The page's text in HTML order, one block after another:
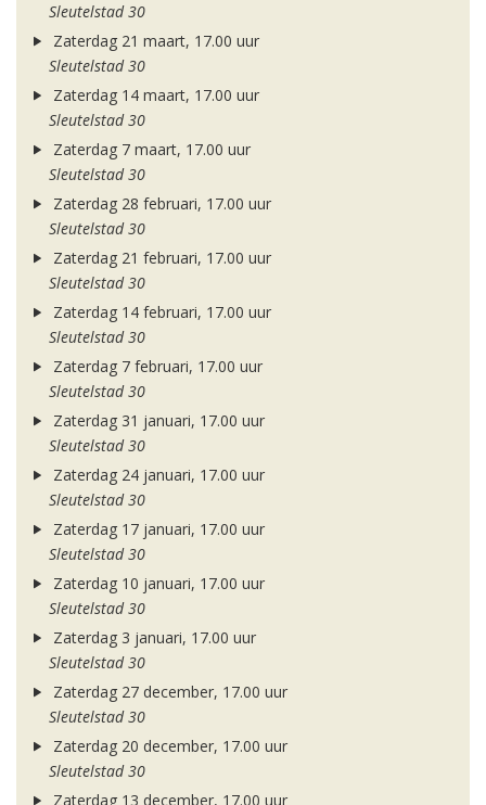
Sleutelstad 30
Zaterdag 21 maart, 17.00 uur
Sleutelstad 30
Zaterdag 14 maart, 17.00 uur
Sleutelstad 30
Zaterdag 7 maart, 17.00 uur
Sleutelstad 30
Zaterdag 28 februari, 17.00 uur
Sleutelstad 30
Zaterdag 21 februari, 17.00 uur
Sleutelstad 30
Zaterdag 14 februari, 17.00 uur
Sleutelstad 30
Zaterdag 7 februari, 17.00 uur
Sleutelstad 30
Zaterdag 31 januari, 17.00 uur
Sleutelstad 30
Zaterdag 24 januari, 17.00 uur
Sleutelstad 30
Zaterdag 17 januari, 17.00 uur
Sleutelstad 30
Zaterdag 10 januari, 17.00 uur
Sleutelstad 30
Zaterdag 3 januari, 17.00 uur
Sleutelstad 30
Zaterdag 27 december, 17.00 uur
Sleutelstad 30
Zaterdag 20 december, 17.00 uur
Sleutelstad 30
Zaterdag 13 december, 17.00 uur